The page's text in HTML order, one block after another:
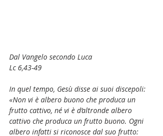
Dal Vangelo secondo Luca
Lc 6,43-49
In quel tempo, Gesù disse ai suoi discepoli:
«Non vi è albero buono che produca un
frutto cattivo, né vi è d’altronde albero
cattivo che produca un frutto buono. Ogni
albero infatti si riconosce dal suo frutto: